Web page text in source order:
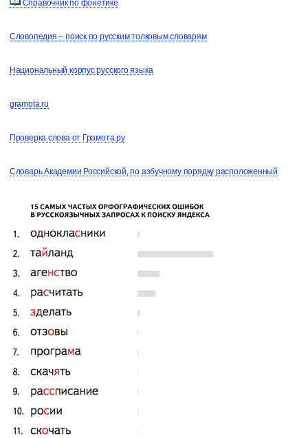
Справочник по фонетике
Словопедия – поиск по русским толковым словарям
Национальный корпус русского языка
gramota.ru
Проверка слова от Грамота.ру
Словарь Академии Российской, по азбучному порядку расположенный